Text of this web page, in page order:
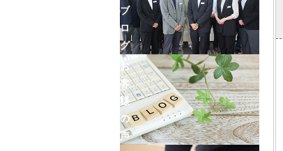
ブ
ロ
グ
お
客
様
の
声